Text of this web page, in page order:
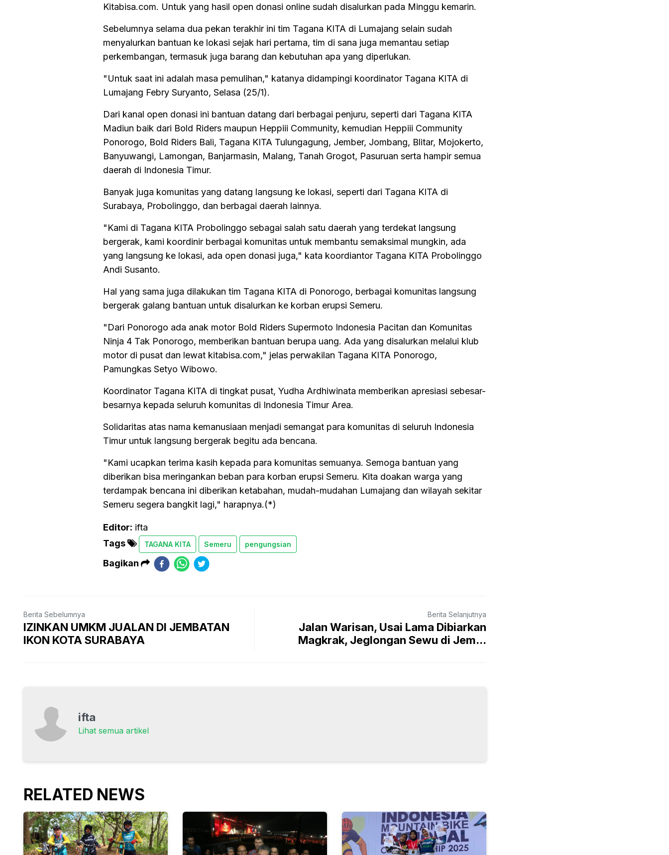
Kitabisa.com. Untuk yang hasil open donasi online sudah disalurkan pada Minggu kemarin.
Sebelumnya selama dua pekan terakhir ini tim Tagana KITA di Lumajang selain sudah
menyalurkan bantuan ke lokasi sejak hari pertama, tim di sana juga memantau setiap
perkembangan, termasuk juga barang dan kebutuhan apa yang diperlukan.
"Untuk saat ini adalah masa pemulihan," katanya didampingi koordinator Tagana KITA di
Lumajang Febry Suryanto, Selasa (25/1).
Dari kanal open donasi ini bantuan datang dari berbagai penjuru, seperti dari Tagana KITA
Madiun baik dari Bold Riders maupun Heppiii Community, kemudian Heppiii Community
Ponorogo, Bold Riders Bali, Tagana KITA Tulungagung, Jember, Jombang, Blitar, Mojokerto,
Banyuwangi, Lamongan, Banjarmasin, Malang, Tanah Grogot, Pasuruan serta hampir semua
daerah di Indonesia Timur.
Banyak juga komunitas yang datang langsung ke lokasi, seperti dari Tagana KITA di
Surabaya, Probolinggo, dan berbagai daerah lainnya.
"Kami di Tagana KITA Probolinggo sebagai salah satu daerah yang terdekat langsung
bergerak, kami koordinir berbagai komunitas untuk membantu semaksimal mungkin, ada
yang langsung ke lokasi, ada open donasi juga," kata koordiantor Tagana KITA Probolinggo
Andi Susanto.
Hal yang sama juga dilakukan tim Tagana KITA di Ponorogo, berbagai komunitas langsung
bergerak galang bantuan untuk disalurkan ke korban erupsi Semeru.
"Dari Ponorogo ada anak motor Bold Riders Supermoto Indonesia Pacitan dan Komunitas
Ninja 4 Tak Ponorogo, memberikan bantuan berupa uang. Ada yang disalurkan melalui klub
motor di pusat dan lewat kitabisa.com," jelas perwakilan Tagana KITA Ponorogo,
Pamungkas Setyo Wibowo.
Koordinator Tagana KITA di tingkat pusat, Yudha Ardhiwinata memberikan apresiasi sebesar-
besarnya kepada seluruh komunitas di Indonesia Timur Area.
Solidaritas atas nama kemanusiaan menjadi semangat para komunitas di seluruh Indonesia
Timur untuk langsung bergerak begitu ada bencana.
"Kami ucapkan terima kasih kepada para komunitas semuanya. Semoga bantuan yang
diberikan bisa meringankan beban para korban erupsi Semeru. Kita doakan warga yang
terdampak bencana ini diberikan ketabahan, mudah-mudahan Lumajang dan wilayah sekitar
Semeru segera bangkit lagi," harapnya.(*)
Editor: ifta
Tags
TAGANA KITA Semeru pengungsian
Bagikan
Berita Sebelumnya
IZINKAN UMKM JUALAN DI JEMBATAN
IKON KOTA SURABAYA
Berita Selanjutnya
Jalan Warisan, Usai Lama Dibiarkan
Magkrak, Jeglongan Sewu di Jem...
ifta
Lihat semua artikel
RELATED NEWS